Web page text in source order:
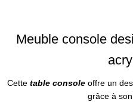
Meuble console
Cette table console offre un
grâce à